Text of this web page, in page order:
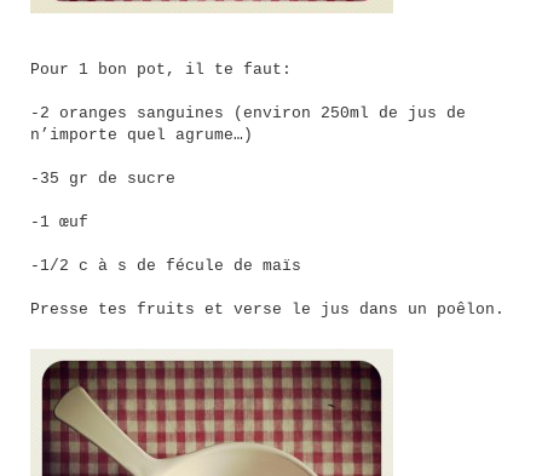
Pour 1 bon pot, il te faut:
-2 oranges sanguines (environ 250ml de jus de
n’importe quel agrume…)
-35 gr de sucre
-1 œuf
-1/2 c à s de fécule de maïs
Presse tes fruits et verse le jus dans un poêlon.